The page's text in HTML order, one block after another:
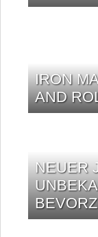
IRON
AND
NEUER